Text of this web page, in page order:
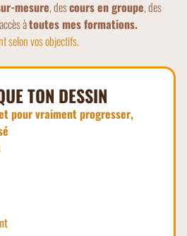
mesure, descours en groupe, des
àtoutes mes formations.
selon vos objectifs.
TON DESSIN
pour vraiment progresser,